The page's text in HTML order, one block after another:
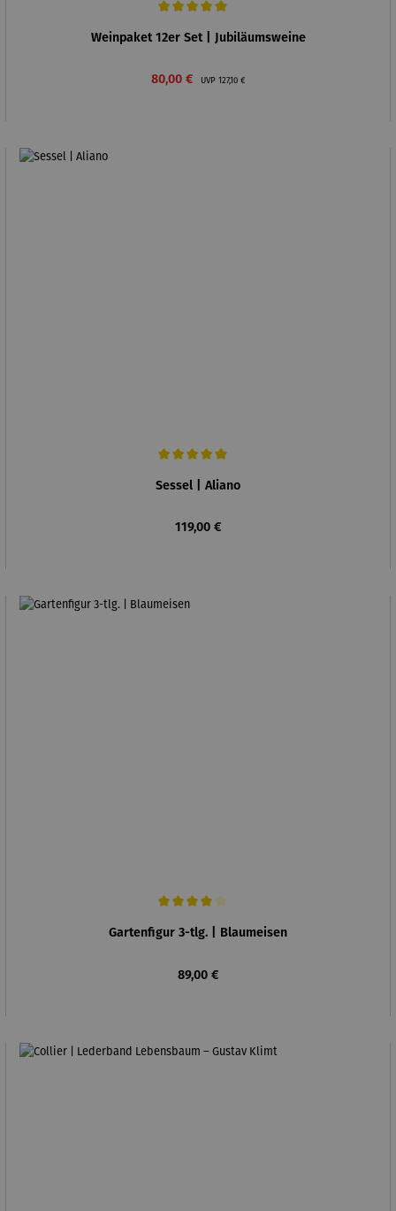
Weinpaket 12er Set | Jubiläumsweine
Verkaufspreis:
80,00 € UVP Regulärer Preis:
127,10 €
Sessel | Aliano
Regulärer Preis:
119,00 €
Gartenfigur 3-tlg. | Blaumeisen
Regulärer Preis:
89,00 €